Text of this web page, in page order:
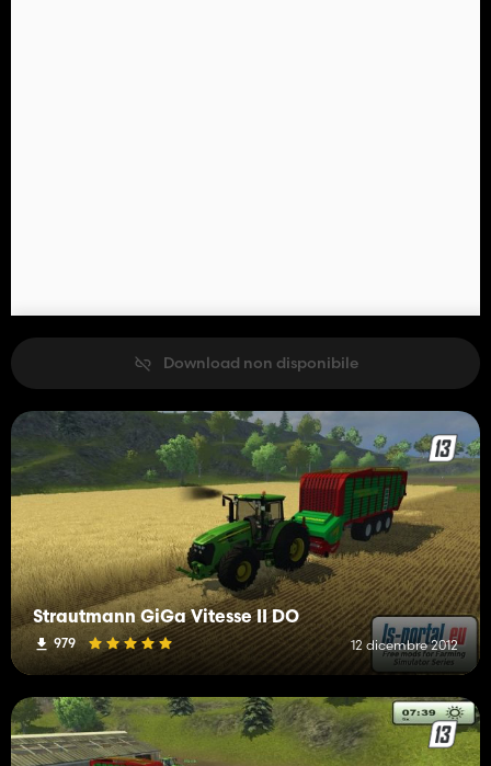
Download non disponibile
Strautmann GiGa Vitesse II DO
979 12 dicembre 2012